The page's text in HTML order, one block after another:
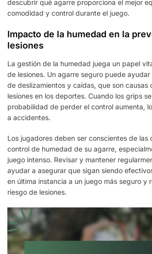
descubrir qué agarre proporciona el mejor
comodidad y control durante el juego.
Impacto de la humedad en la
lesiones
La gestión de la humedad juega un papel
de lesiones. Un agarre seguro puede
de deslizamientos y caídas, que son causas
lesiones en los deportes. Cuando los grips
probabilidad de perder el control aumenta,
a accidentes.
Los jugadores deben ser conscientes de las
control de humedad de su agarre,
juego intenso. Revisar y mantener
ayudar a asegurar que sigan siendo
en última instancia a un juego más seguro y
riesgo de lesiones.